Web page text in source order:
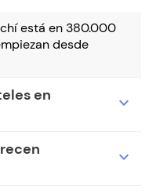
está en 380.000
desde
en
expand_more
expand_more